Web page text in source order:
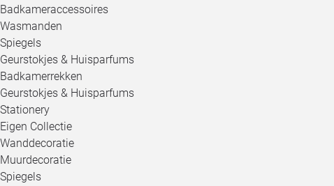
Badkameraccessoires
Wasmanden
Spiegels
Geurstokjes & Huisparfums
Badkamerrekken
Geurstokjes & Huisparfums
Stationery
Eigen Collectie
Wanddecoratie
Muurdecoratie
Spiegels